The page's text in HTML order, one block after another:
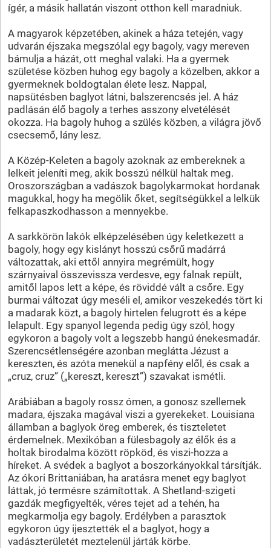
ígér, a másik hallatán viszont otthon kell maradniuk.
A magyarok képzetében, akinek a háza tetején, vagy
udvarán éjszaka megszólal egy bagoly, vagy mereven
bámulja a házát, ott meghal valaki. Ha a gyermek
születése közben huhog egy bagoly a közelben, akkor a
gyermeknek boldogtalan élete lesz. Nappal,
napsütésben baglyot látni, balszerencsés jel. A ház
padlásán élő bagoly a terhes asszony elvetélését
okozza. Ha bagoly huhog a szülés közben, a világra jövő
csecsemő, lány lesz.
A Közép-Keleten a bagoly azoknak az embereknek a
lelkeit jeleníti meg, akik bosszú nélkül haltak meg.
Oroszországban a vadászok bagolykarmokat hordanak
magukkal, hogy ha megölik őket, segítségükkel a lelkük
felkapaszkodhasson a mennyekbe.
A sarkkörön lakók elképzelésében úgy keletkezett a
bagoly, hogy egy kislányt hosszú csőrű madárrá
változattak, aki ettől annyira megrémült, hogy
szárnyaival összevissza verdesve, egy falnak repült,
amitől lapos lett a képe, és röviddé vált a csőre. Egy
burmai változat úgy meséli el, amikor veszekedés tört ki
a madarak közt, a bagoly hirtelen felugrott és a képe
lelapult. Egy spanyol legenda pedig úgy szól, hogy
egykoron a bagoly volt a legszebb hangú énekesmadár.
Szerencsétlenségére azonban meglátta Jézust a
kereszten, és azóta menekül a napfény elől, és csak a
„cruz, cruz” („kereszt, kereszt”) szavakat ismétli.
Arábiában a bagoly rossz ómen, a gonosz szellemek
madara, éjszaka magával viszi a gyerekeket. Louisiana
államban a baglyok öreg emberek, és tiszteletet
érdemelnek. Mexikóban a fülesbagoly az élők és a
holtak birodalma között röpköd, és viszi-hozza a
híreket. A svédek a baglyot a boszorkányokkal társítják.
Az ókori Brittaniában, ha aratásra menet egy baglyot
láttak, jó termésre számítottak. A Shetland-szigeti
gazdák megfigyelték, véres tejet ad a tehén, ha
megkarmolja egy bagoly. Erdélyben a parasztok
egykoron úgy ijesztették el a baglyot, hogy a
vadászterületét meztelenül járták körbe.